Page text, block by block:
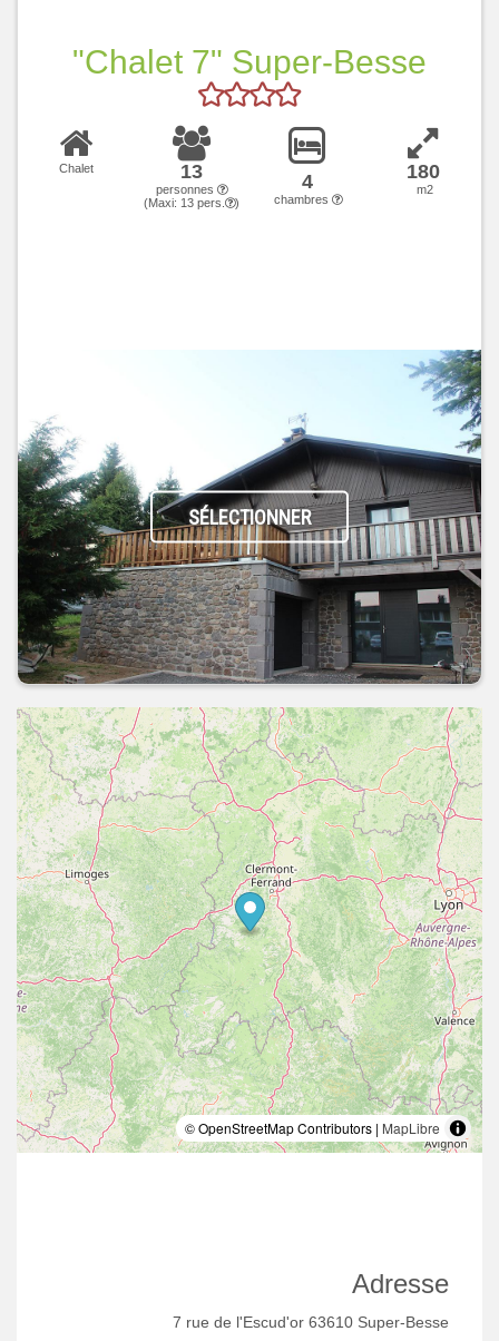
"Chalet 7" Super-Besse
Chalet 13
personnes
(Maxi: 13 pers. )
4
chambres
180
m2
SÉLECTIONNER
© OpenStreetMap Contributors | MapLibre
Adresse
7 rue de l'Escud'or 63610 Super-Besse